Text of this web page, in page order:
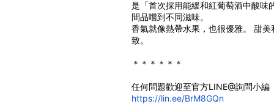
是「首次採用能緩和紅葡萄酒中酸味
間品嚐到不同滋味。
香氣就像熱帶水果，也很優雅。 甜
致。
＊＊＊＊＊＊
任何問題歡迎至官方LINE@詢問小編
https://lin.ee/BrM8GQn